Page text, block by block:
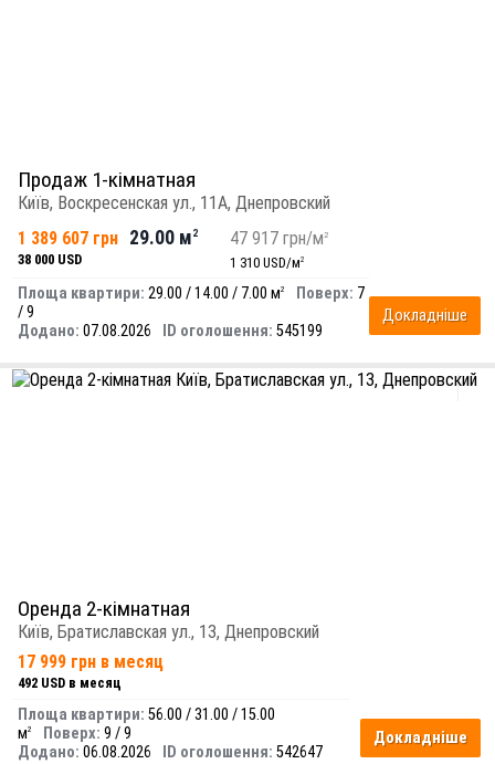
Продаж 1-кімнатная
Київ, Воскресенская ул., 11А, Днепровский
1 389 607 грн
38 000 USD
29.00 м 2 47 917 грн/м2
1 310 USD/м2
Докладніше
Площа квартири: 29.00 / 14.00 / 7.00 м2 Поверх: 7
/ 9
Додано: 07.08.2026 ID оголошення: 545199
Оренда 2-кімнатная
Київ, Братиславская ул., 13, Днепровский
17 999 грн в месяц
492 USD в месяц
Докладніше
Площа квартири: 56.00 / 31.00 / 15.00
м2 Поверх: 9 / 9
Додано: 06.08.2026 ID оголошення: 542647